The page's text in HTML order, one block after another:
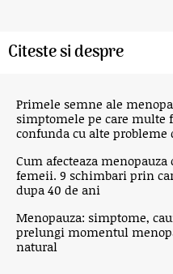
Citeste si despre
Primele semne ale
simptomele pe care multe
confunda cu alte probleme
Cum afecteaza
femeii. 9 schimbari prin
dupa 40 de ani
Menopauza: simptome,
prelungi momentul
natural